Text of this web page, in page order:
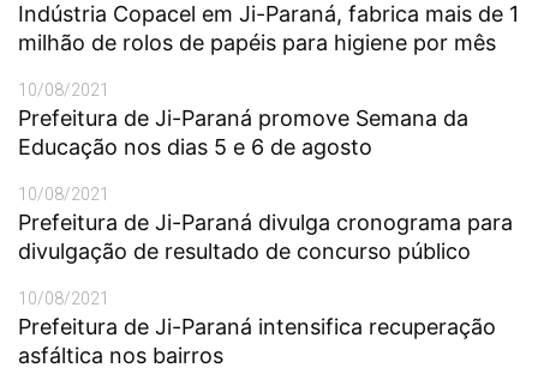
Indústria Copacel em Ji-Paraná, fabrica mais de 1
milhão de rolos de papéis para higiene por mês
10/08/2021
Prefeitura de Ji-Paraná promove Semana da
Educação nos dias 5 e 6 de agosto
10/08/2021
Prefeitura de Ji-Paraná divulga cronograma para
divulgação de resultado de concurso público
10/08/2021
Prefeitura de Ji-Paraná intensifica recuperação
asfáltica nos bairros